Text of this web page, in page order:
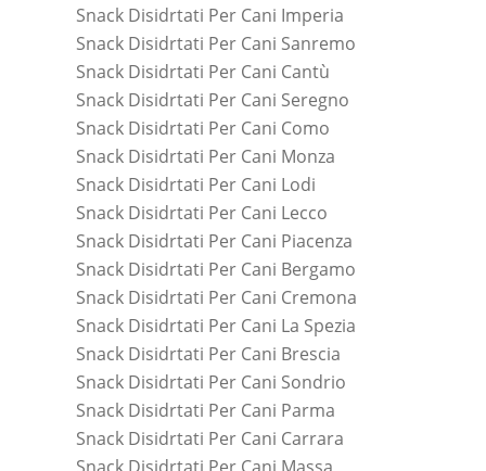
Snack Disidrtati Per Cani Imperia
Snack Disidrtati Per Cani Sanremo
Snack Disidrtati Per Cani Cantù
Snack Disidrtati Per Cani Seregno
Snack Disidrtati Per Cani Como
Snack Disidrtati Per Cani Monza
Snack Disidrtati Per Cani Lodi
Snack Disidrtati Per Cani Lecco
Snack Disidrtati Per Cani Piacenza
Snack Disidrtati Per Cani Bergamo
Snack Disidrtati Per Cani Cremona
Snack Disidrtati Per Cani La Spezia
Snack Disidrtati Per Cani Brescia
Snack Disidrtati Per Cani Sondrio
Snack Disidrtati Per Cani Parma
Snack Disidrtati Per Cani Carrara